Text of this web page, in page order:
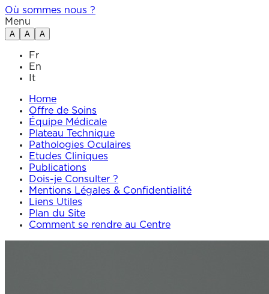
Où sommes nous ?
Menu
A A A
Fr
En
It
Home
Offre de Soins
Équipe Médicale
Plateau Technique
Pathologies Oculaires
Etudes Cliniques
Publications
Dois-je Consulter ?
Mentions Légales & Confidentialité
Liens Utiles
Plan du Site
Comment se rendre au Centre